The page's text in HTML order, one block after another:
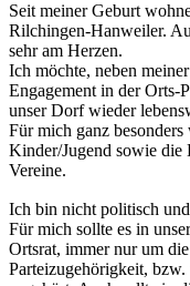
Seit meiner Geburt
Rilchingen-Hanweiler.
sehr am Herzen.
Ich möchte, neben
Engagement in der Orts-
unser Dorf wieder
Für mich ganz
Kinder/Jugend sowie die
Vereine.
Ich bin nicht politisch
Für mich sollte es in
Ortsrat, immer nur um
Parteizugehörigkeit,